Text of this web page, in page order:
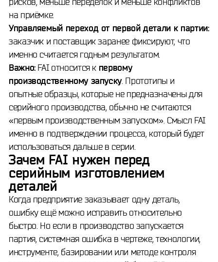
на приёмке.
Управляемый переход от первой детали к партии:
заказчик и поставщик заранее фиксируют, что
именно считается годным результатом.
Важно:FAI относится к первому
производственному запуску. Прототипы и
опытные образцы, которые не предназначены для
серийного производства, обычно не считаются
«первым производственным запуском». Смысл FAI
именно в подтверждении процесса, который будет
использоваться дальше в серии.
Зачем FAI нужен перед
серийным изготовлением
деталей
Когда предприятие заказывает одну деталь,
ошибку ещё можно исправить относительно
быстро. Но если в производство запускается
партия, системная ошибка в чертеже, технологии,
инструменте, базировании или методе контроля